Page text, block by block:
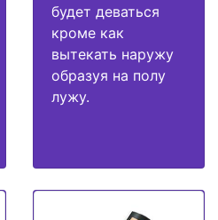
будет деваться
кроме как
вытекать наружу
образуя на полу
лужу.